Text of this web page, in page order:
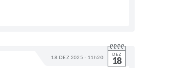
18 DEZ 2025 - 11h20 DEZ
18